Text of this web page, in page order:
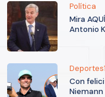
Política
Mira
Antonio
Con